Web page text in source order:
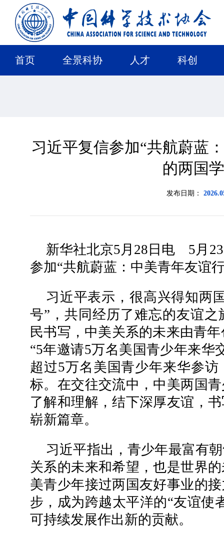
首页 全景科协 人才 科创
习近平复信参加“共航蔚蓝
的两国
发布日期：
新华社北京5月28日电 5月
参加“共航蔚蓝：中美青年友谊
习近平表示，很高兴得知两
号”，共同经历了难忘的友谊
民书写，中美关系的未来由青
“5年邀请5万名美国青少年来华
超过5万名美国青少年来华参
标。在交往交流中，中美两国
了解和理解，结下深厚友谊，
崭新篇章。
习近平指出，青少年最富有
关系的未来和希望，也是世界
美青少年接过两国友好事业的
步，成为跨越太平洋的“友谊使
可持续发展作出新的贡献。